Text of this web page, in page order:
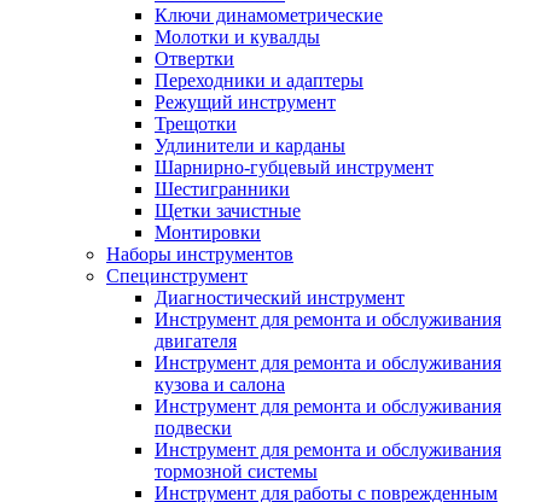
Ключи динамометрические
Молотки и кувалды
Отвертки
Переходники и адаптеры
Режущий инструмент
Трещотки
Удлинители и карданы
Шарнирно-губцевый инструмент
Шестигранники
Щетки зачистные
Монтировки
Наборы инструментов
Специнструмент
Диагностический инструмент
Инструмент для ремонта и обслуживания
двигателя
Инструмент для ремонта и обслуживания
кузова и салона
Инструмент для ремонта и обслуживания
подвески
Инструмент для ремонта и обслуживания
тормозной системы
Инструмент для работы с поврежденным